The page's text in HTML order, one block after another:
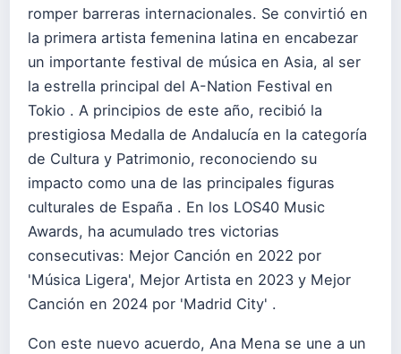
romper barreras internacionales. Se convirtió en
la primera artista femenina latina en encabezar
un importante festival de música en Asia, al ser
la estrella principal del A-Nation Festival en
Tokio . A principios de este año, recibió la
prestigiosa Medalla de Andalucía en la categoría
de Cultura y Patrimonio, reconociendo su
impacto como una de las principales figuras
culturales de España . En los LOS40 Music
Awards, ha acumulado tres victorias
consecutivas: Mejor Canción en 2022 por
'Música Ligera', Mejor Artista en 2023 y Mejor
Canción en 2024 por 'Madrid City' .
Con este nuevo acuerdo, Ana Mena se une a un